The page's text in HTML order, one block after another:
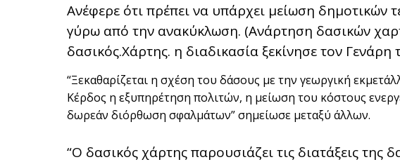
Ανέφερε ότι πρέπει να υπάρχει μείωση δημοτικών
γύρω από την ανακύκλωση. (Ανάρτηση δασικών
δασικός.Χάρτης. η διαδικασία ξεκίνησε τον Γενάρη
“Ξεκαθαρίζεται η σχέση του δάσους με την γεωργική
Κέρδος η εξυπηρέτηση πολιτών, η μείωση του κόστους
δωρεάν διόρθωση σφαλμάτων” σημείωσε μεταξύ άλλων.
“Ο δασικός χάρτης παρουσιάζει τις διατάξεις της